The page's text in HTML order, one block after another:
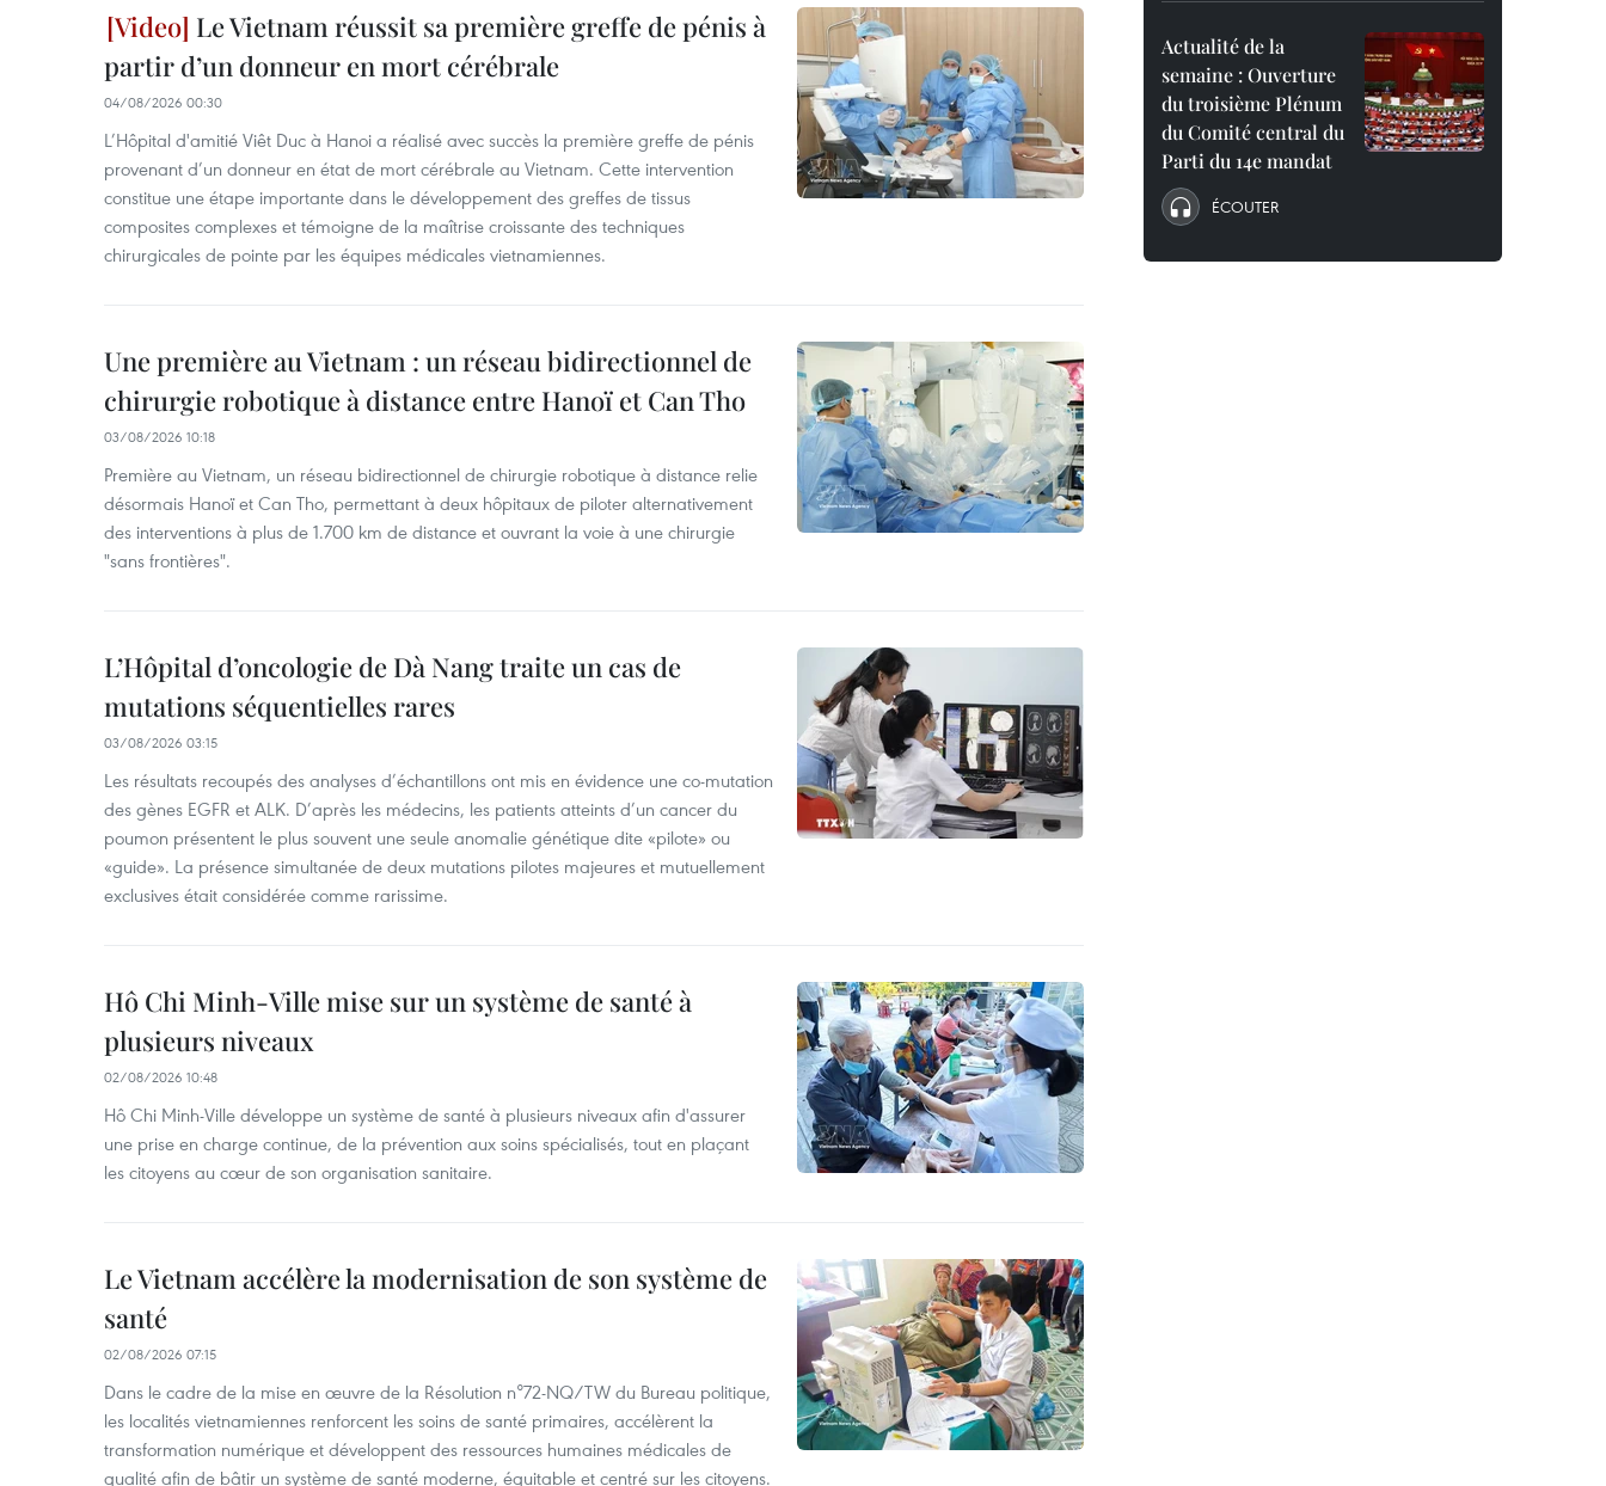
Le Vietnam réussit sa première greffe de pénis à
partir d’un donneur en mort cérébrale
04/08/2026 00:30
L’Hôpital d'amitié Viêt Duc à Hanoi a réalisé avec succès la première greffe de pénis
provenant d’un donneur en état de mort cérébrale au Vietnam. Cette intervention
constitue une étape importante dans le développement des greffes de tissus
composites complexes et témoigne de la maîtrise croissante des techniques
chirurgicales de pointe par les équipes médicales vietnamiennes.
Une première au Vietnam : un réseau bidirectionnel de
chirurgie robotique à distance entre Hanoï et Can Tho
03/08/2026 10:18
Première au Vietnam, un réseau bidirectionnel de chirurgie robotique à distance relie
désormais Hanoï et Can Tho, permettant à deux hôpitaux de piloter alternativement
des interventions à plus de 1.700 km de distance et ouvrant la voie à une chirurgie
"sans frontières".
L’Hôpital d’oncologie de Dà Nang traite un cas de
mutations séquentielles rares
03/08/2026 03:15
Les résultats recoupés des analyses d’échantillons ont mis en évidence une co-mutation
des gènes EGFR et ALK. D’après les médecins, les patients atteints d’un cancer du
poumon présentent le plus souvent une seule anomalie génétique dite «pilote» ou
«guide». La présence simultanée de deux mutations pilotes majeures et mutuellement
exclusives était considérée comme rarissime.
Hô Chi Minh-Ville mise sur un système de santé à
plusieurs niveaux
02/08/2026 10:48
Hô Chi Minh-Ville développe un système de santé à plusieurs niveaux afin d'assurer
une prise en charge continue, de la prévention aux soins spécialisés, tout en plaçant
les citoyens au cœur de son organisation sanitaire.
Le Vietnam accélère la modernisation de son système de
santé
02/08/2026 07:15
Dans le cadre de la mise en œuvre de la Résolution n°72-NQ/TW du Bureau politique,
les localités vietnamiennes renforcent les soins de santé primaires, accélèrent la
transformation numérique et développent des ressources humaines médicales de
qualité afin de bâtir un système de santé moderne, équitable et centré sur les citoyens.
Actualité de la
semaine : Ouverture
du troisième Plénum
du Comité central du
Parti du 14e mandat
ÉCOUTER